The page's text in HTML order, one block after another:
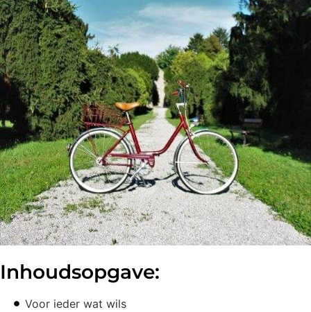
Inhoudsopgave:
Voor ieder wat wils